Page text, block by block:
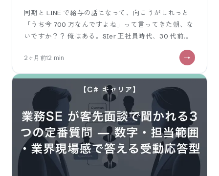
率で見るリアル
同期と LINE で給与の話になって、向こうがしれっと
「うち今 700 万なんですよね」って言ってきた朝、な
いですか？？ 俺はある。SIer 正社員時代、30 代前半
2ヶ月前12 min